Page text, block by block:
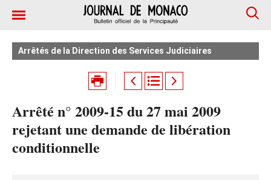
Arrêtés de la Direction des Services Judiciaires
Arrêté n° 2009-15 du 27 mai 2009
rejetant une demande de libération
conditionnelle